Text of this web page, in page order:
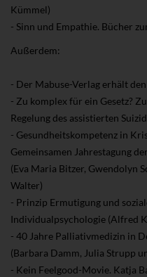
Kümmel)
- Sinn und Empathie. Bücher
Außerdem:
- Der Mabuse-Verlag erhält
- Zu komplex für ein Gesetz?
Regelung des assistierten
- Gesundheitskompetenz in
Gemeinsamen Jahrestagung
(Eva Maria Bitzer, Gwendolyn
Walter)
- Prinzip Ermutigung und
Individualpsychologie (Alfred
- 40 Jahre Palliativmedizin in
(Barbara Damm, Julia Strupp
- Kein Feelgood-Movie. Katja